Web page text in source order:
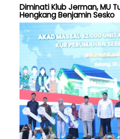
Diminati Klub Jerman, MU
Hengkang Benjamin Sesko